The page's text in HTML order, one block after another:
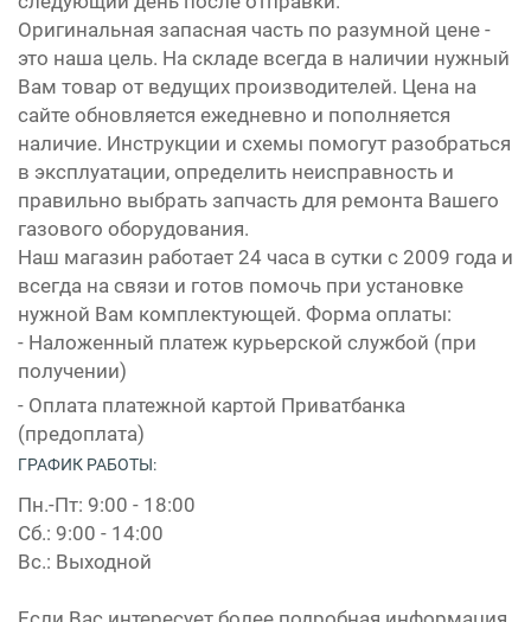
Оригинальная запасная часть по разумной цене -
это наша цель. На складе всегда в наличии нужный
Вам товар от ведущих производителей. Цена на
сайте обновляется ежедневно и пополняется
наличие. Инструкции и схемы помогут разобраться
в эксплуатации, определить неисправность и
правильно выбрать запчасть для ремонта Вашего
газового оборудования.
Наш магазин работает 24 часа в сутки с 2009 года и
всегда на связи и готов помочь при установке
нужной Вам комплектующей. Форма оплаты:
- Наложенный платеж курьерской службой (при
получении)
- Оплата платежной картой Приватбанка
(предоплата)
ГРАФИК РАБОТЫ:
Пн.-Пт: 9:00 - 18:00
Сб.: 9:00 - 14:00
Вс.: Выходной